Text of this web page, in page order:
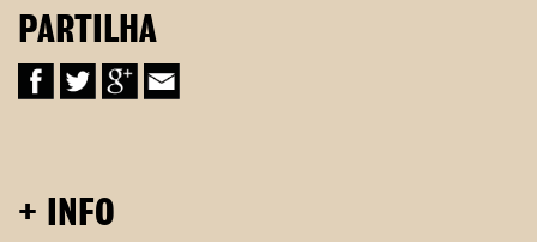
PARTILHA
+ INFO